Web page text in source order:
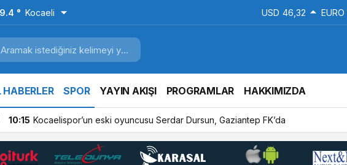
° Kocaeli USD 46,32 EURO
HABERLER SPOR YAYIN AKIŞI PROGRAMLAR HAKKIMIZDA
10:15 Kocaelispor’un eski oyuncusu Serdar Dursun, Gaziantep FK’da